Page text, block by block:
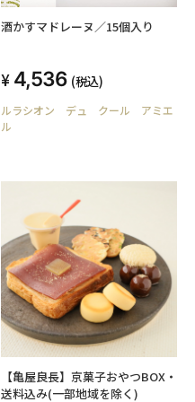
酒かすマドレーヌ／15個入り
4,536 (税込)
ルラシオン デュ クール アミエ
ル
【亀屋良長】京菓子おやつBOX・
送料込み(一部地域を除く)